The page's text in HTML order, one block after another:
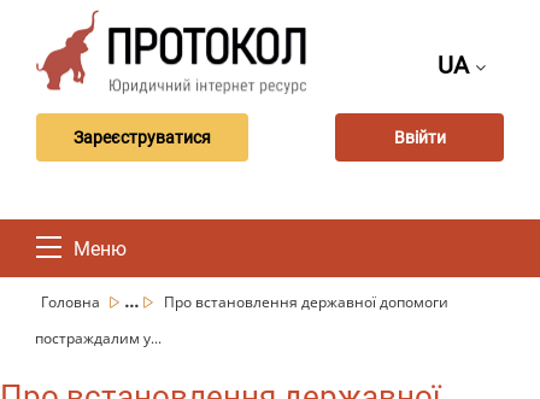
UA
Зареєструватися Ввійти
Меню
Головна ...
Про встановлення державної допомоги
постраждалим у...